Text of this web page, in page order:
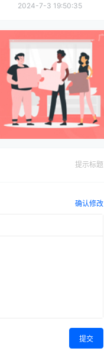
2024-7-3 19:50:35
提示标题
确认修改
提交